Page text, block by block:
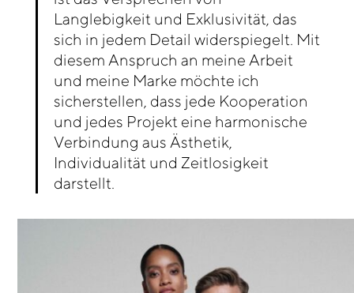
Langlebigkeit und Exklusivität, das
sich in jedem Detail widerspiegelt. Mit
diesem Anspruch an meine Arbeit
und meine Marke möchte ich
sicherstellen, dass jede Kooperation
und jedes Projekt eine harmonische
Verbindung aus Ästhetik,
Individualität und Zeitlosigkeit
darstellt.